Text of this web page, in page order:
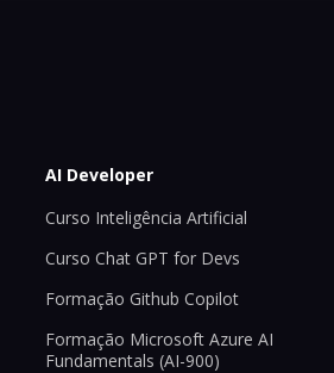
AI Developer
Curso Inteligência Artificial
Curso Chat GPT for Devs
Formação Github Copilot
Formação Microsoft Azure AI
Fundamentals (AI-900)